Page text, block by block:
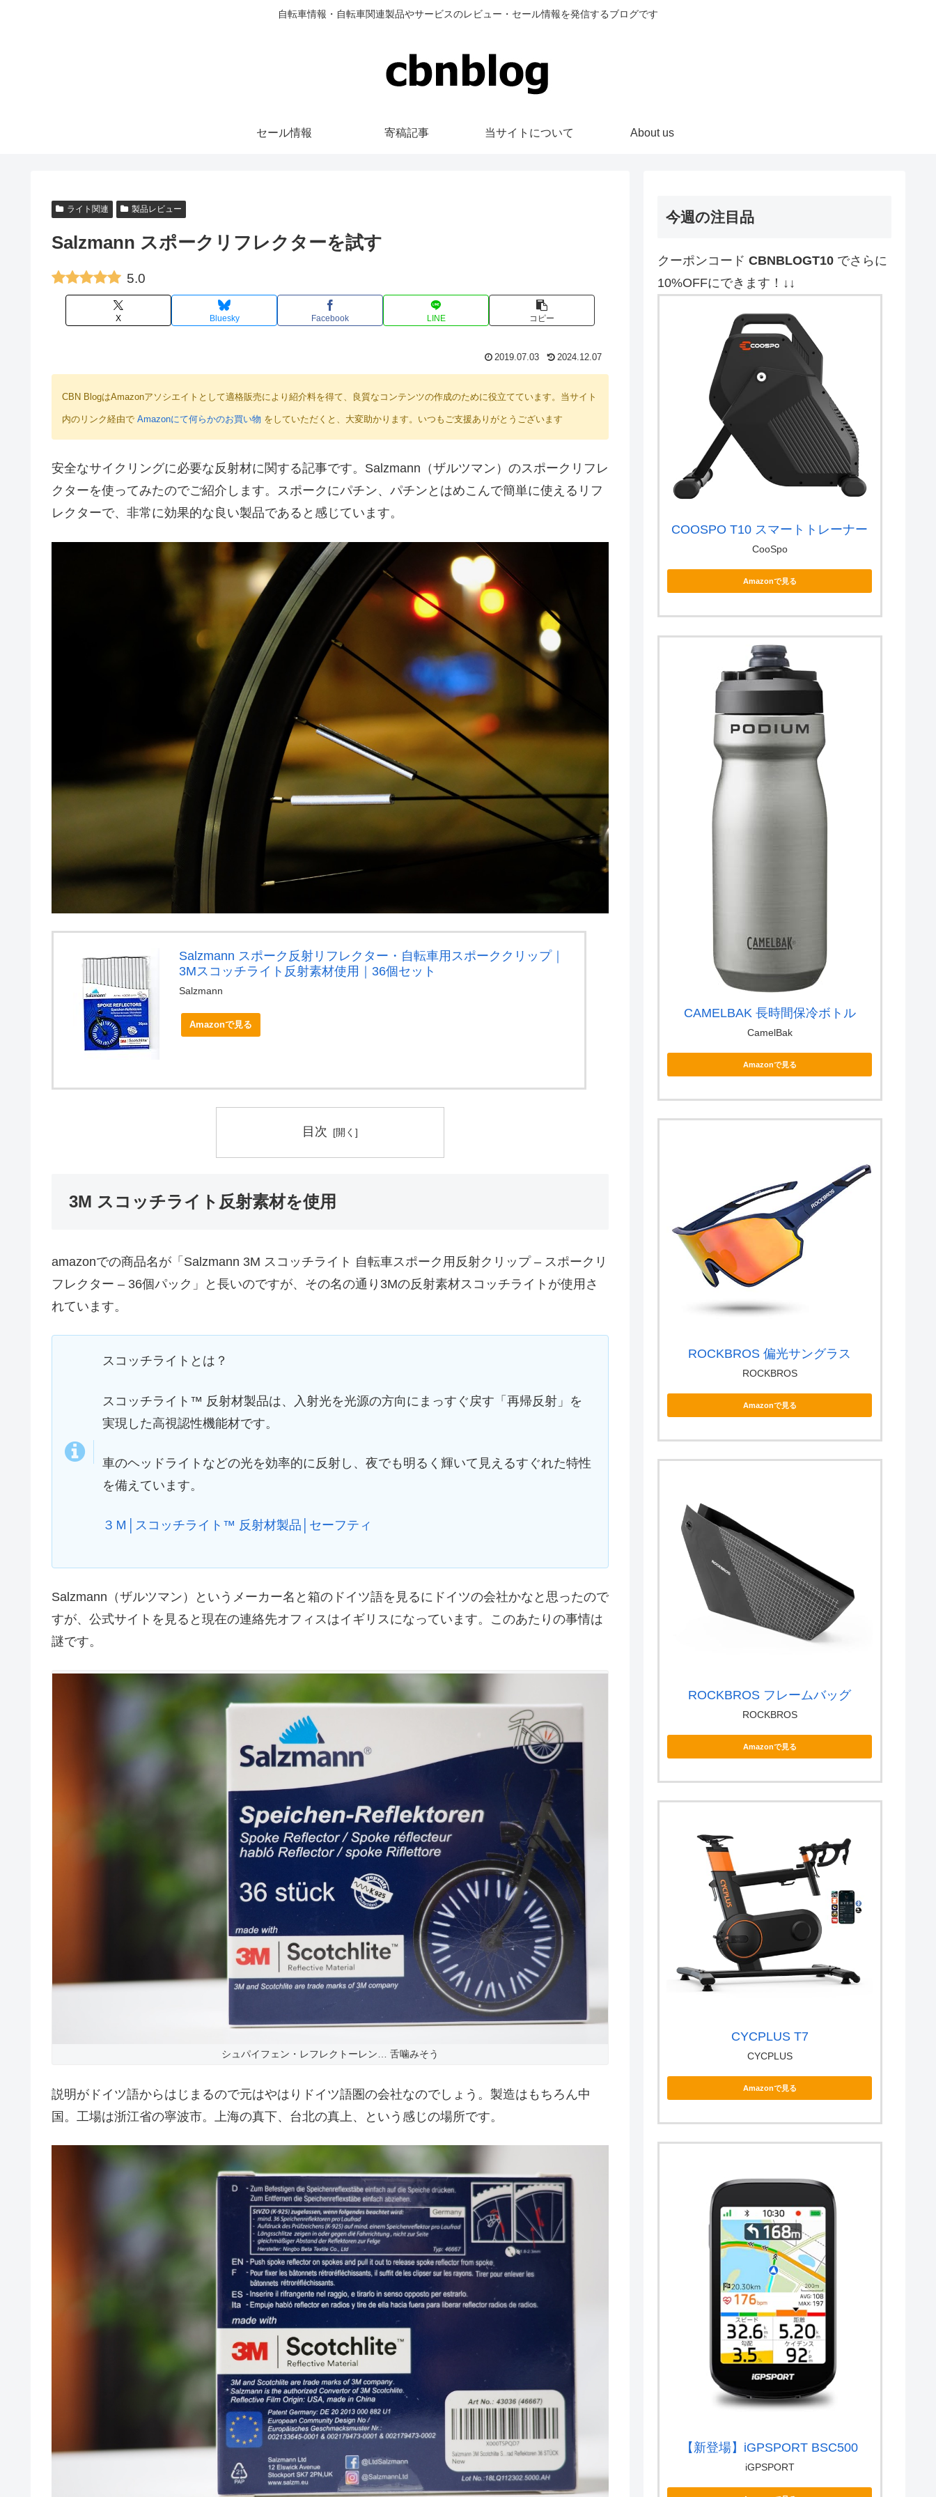
自転車情報・自転車関連製品やサービスのレビュー・セール情報を発信するブログです
セール情報 寄稿記事 当サイトについて About us
ライト関連 製品レビュー
Salzmann スポークリフレクターを試す
5.0
X Bluesky Facebook LINE コピー
2019.07.03 2024.12.07
CBN BlogはAmazonアソシエイトとして適格販売により紹介料を得て、良質なコンテンツの作成のために役立てています。当サイト
内のリンク経由で Amazonにて何らかのお買い物 をしていただくと、大変助かります。いつもご支援ありがとうございます
安全なサイクリングに必要な反射材に関する記事です。Salzmann（ザルツマン）のスポークリフレ
クターを使ってみたのでご紹介します。スポークにパチン、パチンとはめこんで簡単に使えるリフ
レクターで、非常に効果的な良い製品であると感じています。
Salzmann スポーク反射リフレクター・自転車用スポーククリップ｜
3Mスコッチライト反射素材使用｜36個セット
Salzmann
Amazonで見る
目次
3M スコッチライト反射素材を使用
amazonでの商品名が「Salzmann 3M スコッチライト 自転車スポーク用反射クリップ – スポークリ
フレクター – 36個パック」と長いのですが、その名の通り3Mの反射素材スコッチライトが使用さ
れています。
スコッチライトとは？
スコッチライト™ 反射材製品は、入射光を光源の方向にまっすぐ戻す「再帰反射」を
実現した高視認性機能材です。
車のヘッドライトなどの光を効率的に反射し、夜でも明るく輝いて見えるすぐれた特性
を備えています。
３Ｍ│スコッチライト™ 反射材製品│セーフティ
Salzmann（ザルツマン）というメーカー名と箱のドイツ語を見るにドイツの会社かなと思ったので
すが、公式サイトを見ると現在の連絡先オフィスはイギリスになっています。このあたりの事情は
謎です。
シュパイフェン・レフレクトーレン… 舌噛みそう
説明がドイツ語からはじまるので元はやはりドイツ語圏の会社なのでしょう。製造はもちろん中
国。工場は浙江省の寧波市。上海の真下、台北の真上、という感じの場所です。
今週の注目品
クーポンコード CBNBLOGT10 でさらに
10%OFFにできます！↓↓
COOSPO T10 スマートトレーナー
CooSpo
Amazonで見る
CAMELBAK 長時間保冷ボトル
CamelBak
Amazonで見る
ROCKBROS 偏光サングラス
ROCKBROS
Amazonで見る
ROCKBROS フレームバッグ
ROCKBROS
Amazonで見る
CYCPLUS T7
CYCPLUS
Amazonで見る
【新登場】iGPSPORT BSC500
iGPSPORT